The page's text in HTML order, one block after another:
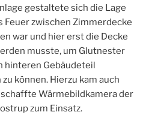
gestaltete sich die Lage
Feuer zwischen Zimmerdecke
war und hier erst die Decke
musste, um Glutnester
hinteren Gebäudeteil
können. Hierzu kam auch
Wärmebildkamera der
zum Einsatz.